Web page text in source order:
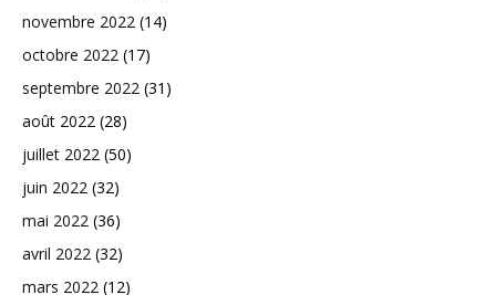
novembre 2022 (14)
octobre 2022 (17)
septembre 2022 (31)
août 2022 (28)
juillet 2022 (50)
juin 2022 (32)
mai 2022 (36)
avril 2022 (32)
mars 2022 (12)